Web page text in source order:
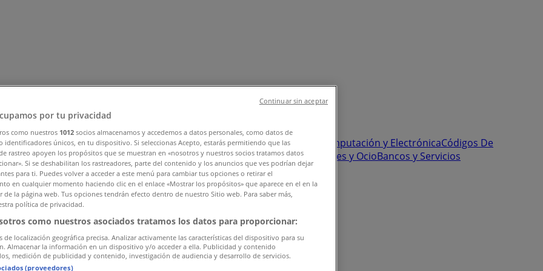
Zapatos y AccesoriosPerfumerías y BellezaFerretería y Construcción Computación y ElectrónicaCódigos De
y RepuestosDeporteJuguetes y NiñosRestaurantes y Pastelerías Viajes y OcioBancos y Servicios
por tu privacidad
como nuestros 1012 socios almacenamos y accedemos a datos personales, como datos de
identificadores únicos, en tu dispositivo. Si seleccionas Acepto, estarás permitiendo que las
rastreo apoyen los propósitos que se muestran en «nosotros y nuestros socios tratamos datos
Si se deshabilitan los rastreadores, parte del contenido y los anuncios que ves podrían dejar
para ti. Puedes volver a acceder a este menú para cambiar tus opciones o retirar el
en cualquier momento haciendo clic en el enlace «Mostrar los propósitos» que aparece en el en la
de la página web. Tus opciones tendrán efecto dentro de nuestro Sitio web. Para saber más,
política de privacidad.
como nuestros asociados tratamos los datos para proporcionar:
de localización geográfica precisa. Analizar activamente las características del dispositivo para su
Almacenar la información en un dispositivo y/o acceder a ella. Publicidad y contenido
medición de publicidad y contenido, investigación de audiencia y desarrollo de servicios.
(proveedores)
Continuar sin aceptar